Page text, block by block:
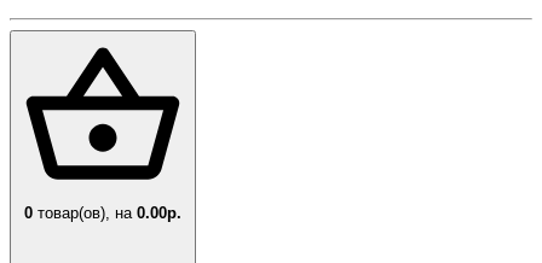
0 товар(ов), на 0.00р.